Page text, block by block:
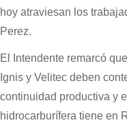
hoy atraviesan los
Perez.
El Intendente remarcó
Ignis y Velitec deben
continuidad productiva y
hidrocarburífera tiene en